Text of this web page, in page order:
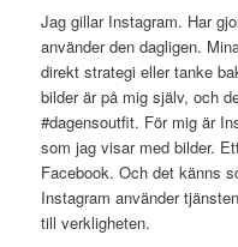
Jag gillar Instagram. Har
använder den dagligen.
direkt strategi eller tanke
bilder är på mig själv, och
#dagensoutfit. För mig är
som jag visar med bilder.
Facebook. Och det känns
Instagram använder
till verkligheten.